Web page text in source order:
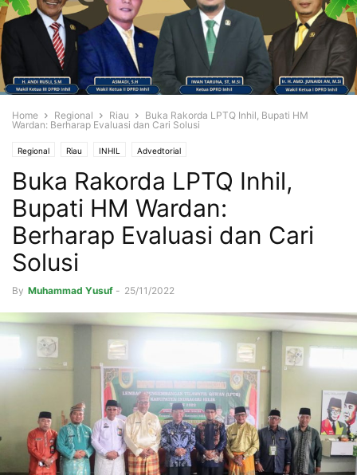
Home Regional Riau
Buka Rakorda LPTQ Inhil, Bupati HM
Wardan: Berharap Evaluasi dan Cari Solusi
Regional Riau INHIL Advedtorial
Buka Rakorda LPTQ Inhil,
Bupati HM Wardan:
Berharap Evaluasi dan Cari
Solusi
By Muhammad Yusuf - 25/11/2022